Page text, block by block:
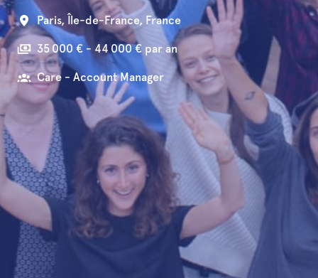
Paris, Île-de-France, France
35 000 € - 44 000 € par an
Care - Account Manager